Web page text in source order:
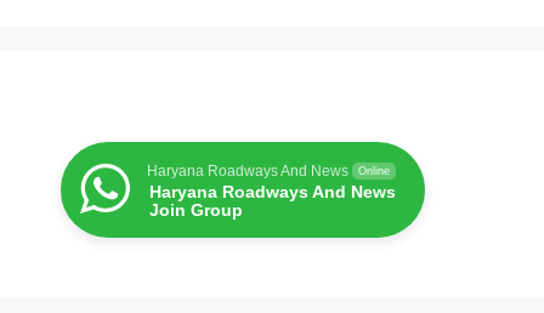
Haryana Roadways And News Online
Haryana Roadways And News
Join Group